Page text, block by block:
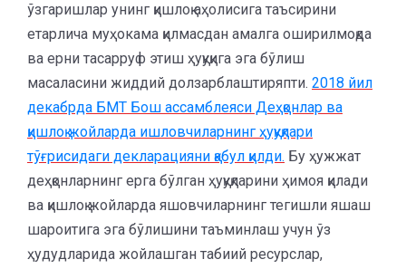
ўзгаришлар унинг қишлоқ аҳолисига таъсирини
етарлича муҳокама қилмасдан амалга оширилмоқда
ва ерни тасарруф этиш ҳуқуқига эга бўлиш
масаласини жиддий долзарблаштиряпти. 2018 йил
декабрда БМТ Бош ассамблеяси Деҳқонлар ва
қишлоқ жойларда ишловчиларнинг ҳуқуқлари
тўғрисидаги декларацияни қабул қилди. Бу ҳужжат
деҳқонларнинг ерга бўлган ҳуқуқларини ҳимоя қилади
ва қишлоқ жойларда яшовчиларнинг тегишли яшаш
шароитига эга бўлишини таъминлаш учун ўз
ҳудудларида жойлашган табиий ресурслар,